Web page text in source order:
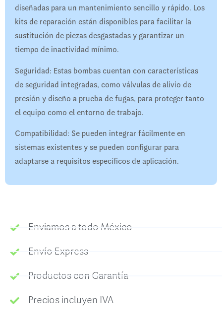
diseñadas para un mantenimiento sencillo y rápido. Los
kits de reparación están disponibles para facilitar la
sustitución de piezas desgastadas y garantizar un
tiempo de inactividad mínimo.
Seguridad: Estas bombas cuentan con características
de seguridad integradas, como válvulas de alivio de
presión y diseño a prueba de fugas, para proteger tanto
el equipo como el entorno de trabajo.
Compatibilidad: Se pueden integrar fácilmente en
sistemas existentes y se pueden configurar para
adaptarse a requisitos específicos de aplicación.
Enviamos a todo México
Envío Express
Productos con Garantía
Precios incluyen IVA